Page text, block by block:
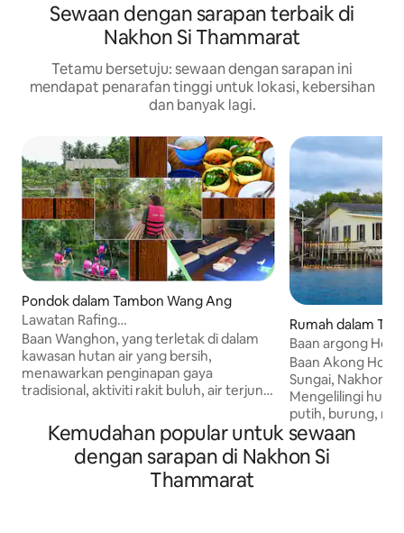
Sewaan dengan sarapan terbaik di
Nakhon Si Thammarat
Tetamu bersetuju: sewaan dengan sarapan ini
mendapat penarafan tinggi untuk lokasi, kebersihan
dan banyak lagi.
Pondok dalam Tambon Wang Ang
Lawatan Rafing
Baanwanghon/BambooHut
Baan Wanghon, yang terletak di dalam
kawasan hutan air yang bersih,
menawarkan penginapan gaya
tradisional, aktiviti rakit buluh, air terjun
dipuji oleh chef dalaman kami,
menawarkan hidangan gaya tempatan
yang lazat. Orang yang mesra dan
kakitangan kami yang baik ada di sini
untuk membantu anda. Untuk semua ini,
Rumah dalam
Baan argong
percuma
Baan Akong
Sungai, Nakhon
Mengelilingi
putih, burung,
kawasan patio
menikmati
Kemudahan popular untuk sewaan
dengan sarapan di Nakhon Si
Thammarat